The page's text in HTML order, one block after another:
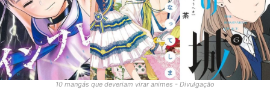
10 mangás que deveriam virar animes - Divulgação